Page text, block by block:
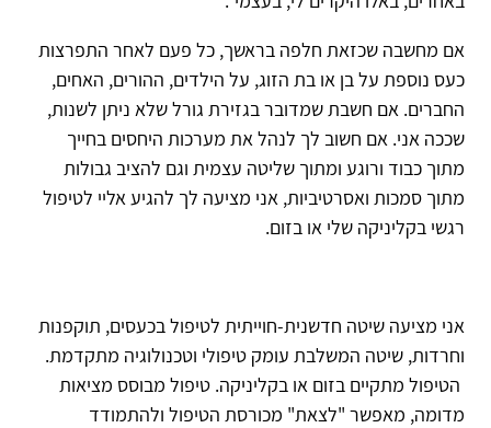
אם מחשבה שכזאת חלפה בראשך, כל פעם לאחר התפרצות
כעס נוספת על בן או בת הזוג, על הילדים, ההורים, האחים,
החברים. אם חשבת שמדובר בגזירת גורל שלא ניתן לשנות,
שככה אני. אם חשוב לך לנהל את מערכות היחסים בחייך
מתוך כבוד ורוגע ומתוך שליטה עצמית וגם להציב גבולות
מתוך סמכות ואסרטיביות, אני מציעה לך להגיע אליי לטיפול
רגשי בקליניקה שלי או בזום.
אני מציעה שיטה חדשנית-חוייתית לטיפול בכעסים, תוקפנות
וחרדות, שיטה המשלבת עומק טיפולי וטכנולוגיה מתקדמת.
הטיפול מתקיים בזום או בקליניקה. טיפול מבוסס מציאות
מדומה, מאפשר "לצאת" מכורסת הטיפול ולהתמודד